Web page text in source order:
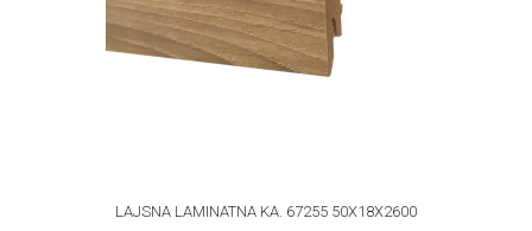
LAJSNA LAMINATNA KA. 67255 50X18X2600